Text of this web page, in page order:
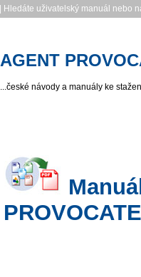
| Hledáte uživatelský manuál nebo
AGENT
...české návody a manuály ke